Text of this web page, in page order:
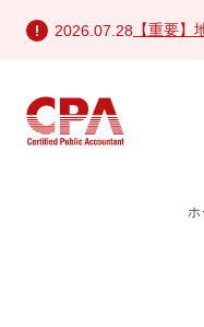
2026.07.28 【重要
ホ